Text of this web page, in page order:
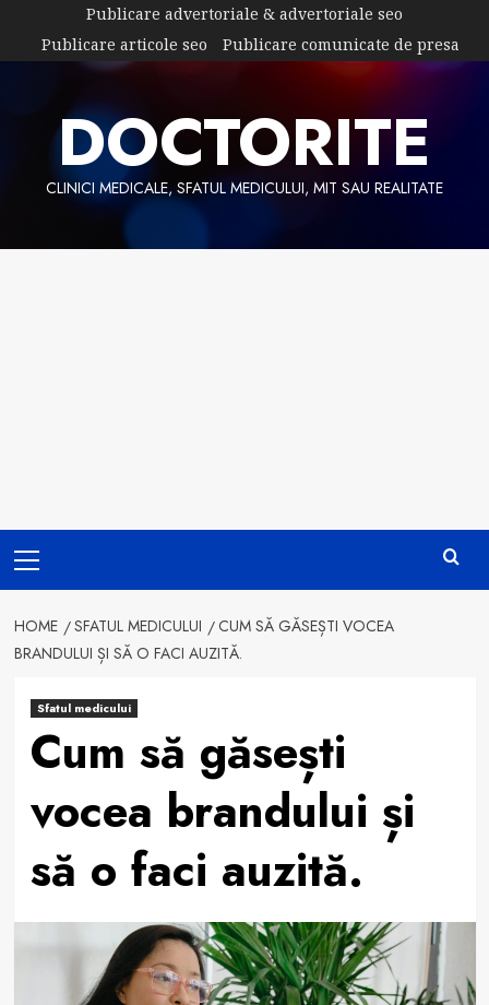
content
Publicare advertoriale & advertoriale seo
Publicare articole seo
Publicare comunicate de presa
DOCTORITE
CLINICI MEDICALE, SFATUL MEDICULUI, MIT SAU REALITATE
Menu
HOME SFATUL MEDICULUI
CUM SĂ GĂSEȘTI VOCEA
BRANDULUI ȘI SĂ O FACI AUZITĂ.
Sfatul medicului
Cum să găsești
vocea brandului și
să o faci auzită.